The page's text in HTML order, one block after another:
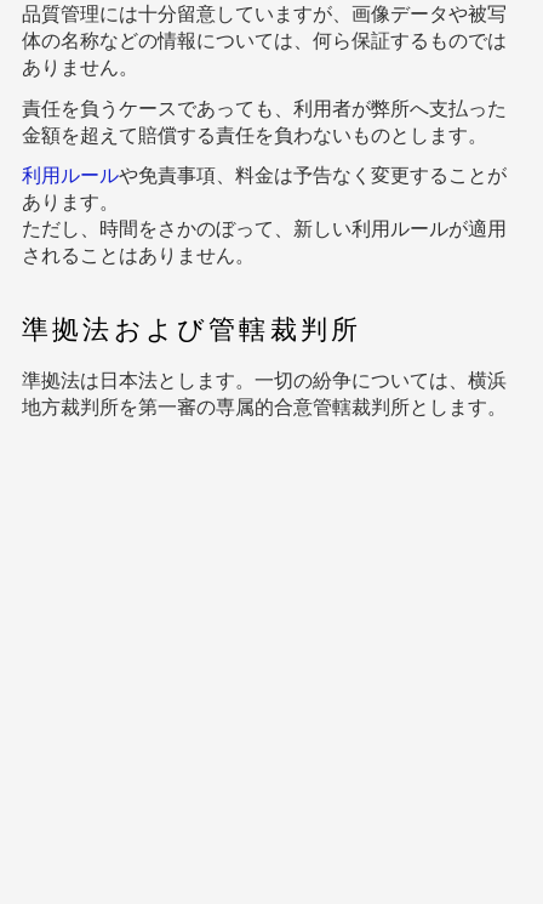
品質管理には十分留意していますが、画像データや被写
体の名称などの情報については、何ら保証するものでは
ありません。
責任を負うケースであっても、利用者が弊所へ支払った
金額を超えて賠償する責任を負わないものとします。
利用ルールや免責事項、料金は予告なく変更することが
あります。
ただし、時間をさかのぼって、新しい利用ルールが適用
されることはありません。
準拠法および管轄裁判所
準拠法は日本法とします。一切の紛争については、横浜
地方裁判所を第一審の専属的合意管轄裁判所とします。